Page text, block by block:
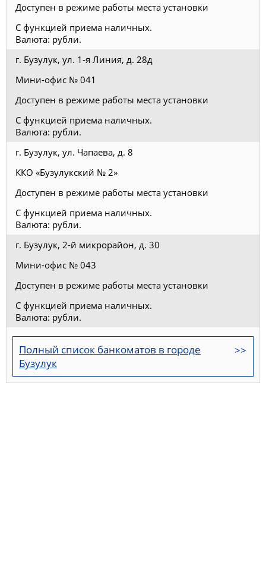
Доступен в режиме работы места установки
С функцией приема наличных.
Валюта: рубли.
г. Бузулук, ул. 1-я Линия, д. 28д
Мини-офис № 041
Доступен в режиме работы места установки
С функцией приема наличных.
Валюта: рубли.
г. Бузулук, ул. Чапаева, д. 8
ККО «Бузулукский № 2»
Доступен в режиме работы места установки
С функцией приема наличных.
Валюта: рубли.
г. Бузулук, 2-й микрорайон, д. 30
Мини-офис № 043
Доступен в режиме работы места установки
С функцией приема наличных.
Валюта: рубли.
Полный список банкоматов в городе
Бузулук